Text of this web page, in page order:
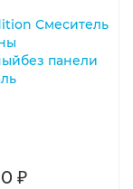
Смеситель
панели
₽